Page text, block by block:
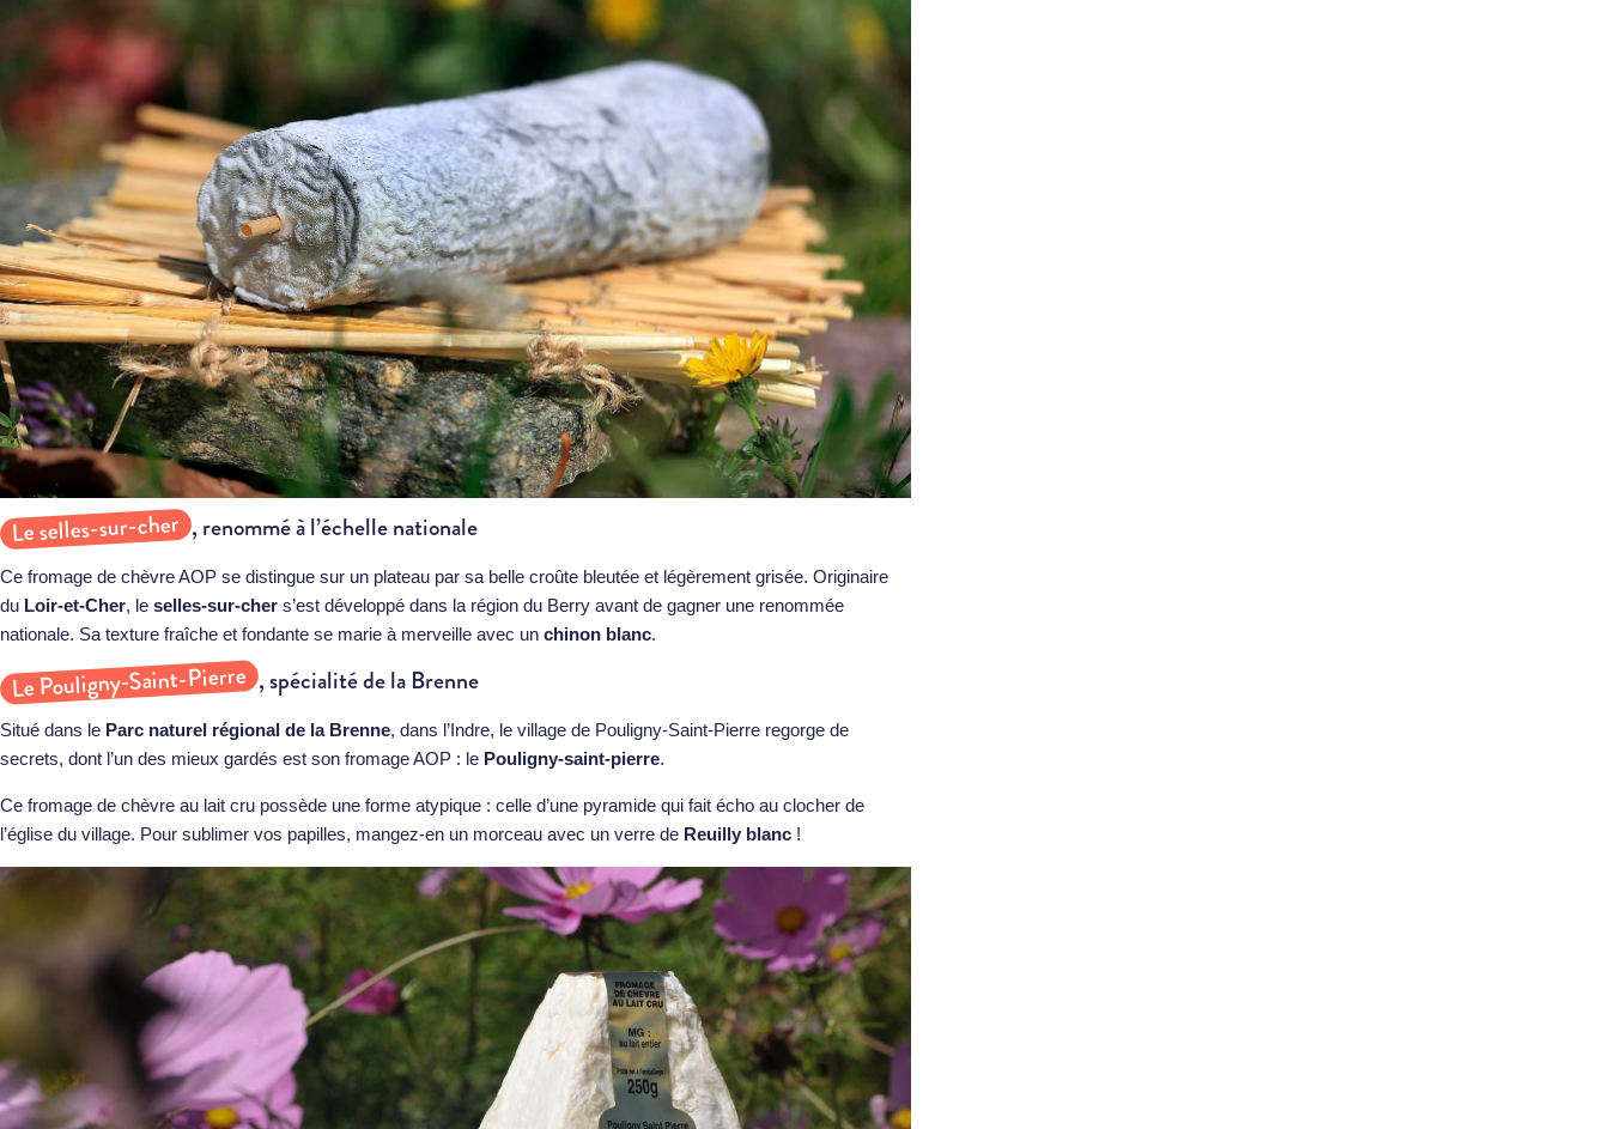
Le selles-sur-cher , renommé à l’échelle nationale
Ce fromage de chèvre AOP se distingue sur un plateau par sa belle croûte bleutée et légèrement grisée. Originaire
du Loir-et-Cher, le selles-sur-cher s’est développé dans la région du Berry avant de gagner une renommée
nationale. Sa texture fraîche et fondante se marie à merveille avec un chinon blanc.
Le Pouligny-Saint-Pierre , spécialité de la Brenne
Situé dans le Parc naturel régional de la Brenne, dans l’Indre, le village de Pouligny-Saint-Pierre regorge de
secrets, dont l’un des mieux gardés est son fromage AOP : le Pouligny-saint-pierre.
Ce fromage de chèvre au lait cru possède une forme atypique : celle d’une pyramide qui fait écho au clocher de
l’église du village. Pour sublimer vos papilles, mangez-en un morceau avec un verre de Reuilly blanc !